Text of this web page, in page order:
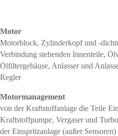
Motor
Motorblock, Zylinderkopf und -
Verbindung stehenden Innenteile,
Ölfiltergehäuse, Anlasser und
Regler
Motormanagement
von der Kraftstoffanlage die Teile
Kraftstoffpumpe, Vergaser und
der Einspritzanlage (außer